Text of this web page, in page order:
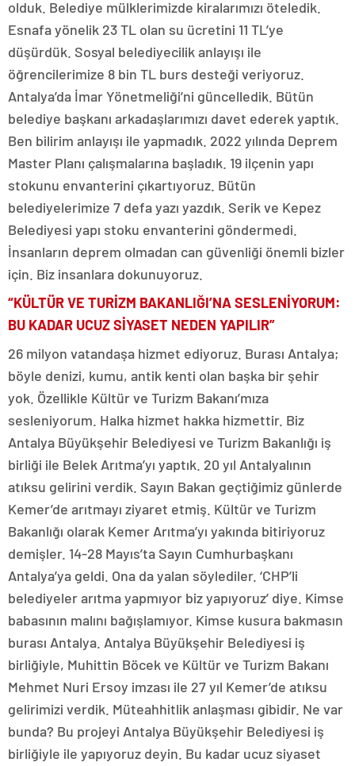
olduk. Belediye mülklerimizde kiralarımızı öteledik.
Esnafa yönelik 23 TL olan su ücretini 11 TL’ye
düşürdük. Sosyal belediyecilik anlayışı ile
öğrencilerimize 8 bin TL burs desteği veriyoruz.
Antalya’da İmar Yönetmeliği’ni güncelledik. Bütün
belediye başkanı arkadaşlarımızı davet ederek yaptık.
Ben bilirim anlayışı ile yapmadık. 2022 yılında Deprem
Master Planı çalışmalarına başladık. 19 ilçenin yapı
stokunu envanterini çıkartıyoruz. Bütün
belediyelerimize 7 defa yazı yazdık. Serik ve Kepez
Belediyesi yapı stoku envanterini göndermedi.
İnsanların deprem olmadan can güvenliği önemli bizler
için. Biz insanlara dokunuyoruz.
“KÜLTÜR VE TURİZM BAKANLIĞI’NA SESLENİYORUM:
BU KADAR UCUZ SİYASET NEDEN YAPILIR”
26 milyon vatandaşa hizmet ediyoruz. Burası Antalya;
böyle denizi, kumu, antik kenti olan başka bir şehir
yok. Özellikle Kültür ve Turizm Bakanı’mıza
sesleniyorum. Halka hizmet hakka hizmettir. Biz
Antalya Büyükşehir Belediyesi ve Turizm Bakanlığı iş
birliği ile Belek Arıtma’yı yaptık. 20 yıl Antalyalının
atıksu gelirini verdik. Sayın Bakan geçtiğimiz günlerde
Kemer’de arıtmayı ziyaret etmiş. Kültür ve Turizm
Bakanlığı olarak Kemer Arıtma’yı yakında bitiriyoruz
demişler. 14-28 Mayıs’ta Sayın Cumhurbaşkanı
Antalya’ya geldi. Ona da yalan söylediler. ‘CHP’li
belediyeler arıtma yapmıyor biz yapıyoruz’ diye. Kimse
babasının malını bağışlamıyor. Kimse kusura bakmasın
burası Antalya. Antalya Büyükşehir Belediyesi iş
birliğiyle, Muhittin Böcek ve Kültür ve Turizm Bakanı
Mehmet Nuri Ersoy imzası ile 27 yıl Kemer’de atıksu
gelirimizi verdik. Müteahhitlik anlaşması gibidir. Ne var
bunda? Bu projeyi Antalya Büyükşehir Belediyesi iş
birliğiyle ile yapıyoruz deyin. Bu kadar ucuz siyaset